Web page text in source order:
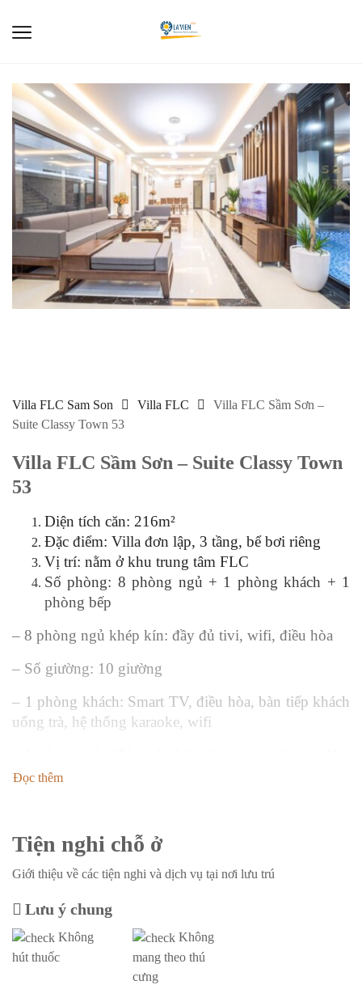
Villa FLC Sam Son Villa FLC
Villa FLC Sầm Sơn –
Suite Classy Town 53
Villa FLC Sầm Sơn – Suite Classy Town
53
Diện tích căn: 216m²
Đặc điểm: Villa đơn lập, 3 tầng, bể bơi riêng
Vị trí: nằm ở khu trung tâm FLC
Số phòng: 8 phòng ngủ + 1 phòng khách + 1
phòng bếp
– 8 phòng ngủ khép kín: đầy đủ tivi, wifi, điều hòa
– Số giường: 10 giường
– 1 phòng khách: Smart TV, điều hòa, bàn tiếp khách
uống trà, hệ thống karaoke, wifi
cốc chén
– Bếp nướng BBQ
– Xe đạp tham quan quần thể FLC
– Miễn phí vé vào cổng, chỗ để xe
– An ninh 24/24
– Dịch vụ quản gia tại villa
Đọc thêm
Tiện nghi chỗ ở
Giới thiệu về các tiện nghi và dịch vụ tại nơi lưu trú
Lưu ý chung
Không
hút thuốc
Không
mang theo thú
cưng